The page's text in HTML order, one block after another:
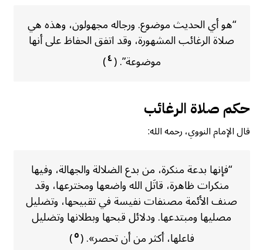
“هو أي الحديث موضوع. ورجاله مجهولون، وهذه هي
صلاة الرغائب المشهورة، وقد اتفق الحفاظ على أنها
موضوعة”. (٤)
حكم صلاة الرغائب
قال الإمام النووي، رحمه الله:
“فإنها بدعة منكرة، من بدع الضلالة والجهالة، وفيها
منكرات ظاهرة، قاتَل الله واضعها ومخترعها، وقد
صنف الأئمة مصنفات نفيسة في تقبيحها، وتضليل
مصليها ومبتدعها. ودلائل قبحها وبطلانها وتضليل
فاعلها، أكثر من أن تحصر». (٥)